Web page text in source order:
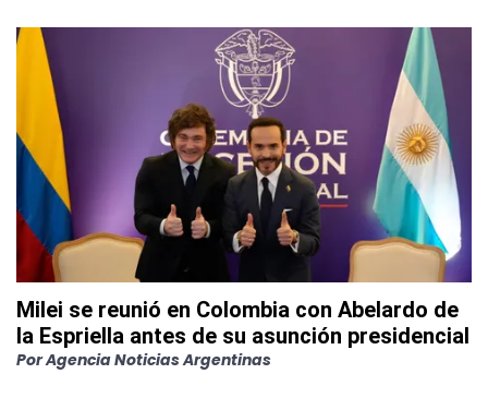
Milei se reunió en Colombia con Abelardo de
la Espriella antes de su asunción presidencial
PorAgencia Noticias Argentinas